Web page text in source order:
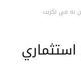
به في تكريت